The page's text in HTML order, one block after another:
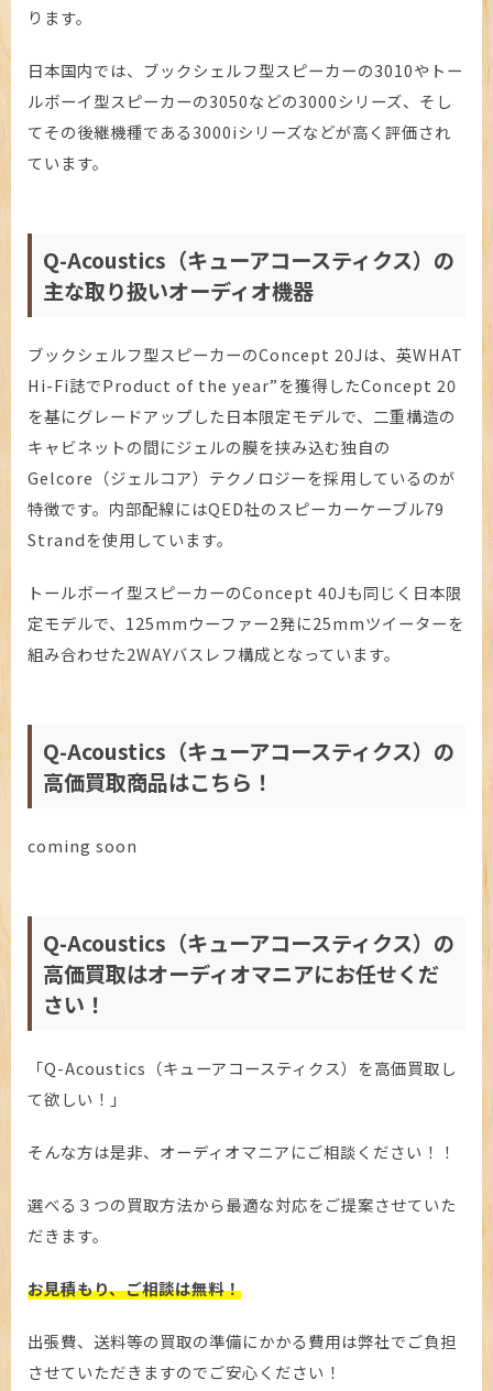
ります。
日本国内では、ブックシェルフ型スピーカーの3010やトー
ルボーイ型スピーカーの3050などの3000シリーズ、そし
てその後継機種である3000iシリーズなどが高く評価され
ています。
Q-Acoustics（キューアコースティクス）の
主な取り扱いオーディオ機器
ブックシェルフ型スピーカーのConcept 20Jは、英WHAT
Hi-Fi誌でProduct of the year”を獲得したConcept 20
を基にグレードアップした日本限定モデルで、二重構造の
キャビネットの間にジェルの膜を挟み込む独自の
Gelcore（ジェルコア）テクノロジーを採用しているのが
特徴です。内部配線にはQED社のスピーカーケーブル79
Strandを使用しています。
トールボーイ型スピーカーのConcept 40Jも同じく日本限
定モデルで、125mmウーファー2発に25mmツイーターを
組み合わせた2WAYバスレフ構成となっています。
Q-Acoustics（キューアコースティクス）の
高価買取商品はこちら！
coming soon
Q-Acoustics（キューアコースティクス）の
高価買取はオーディオマニアにお任せくだ
さい！
「Q-Acoustics（キューアコースティクス）を高価買取し
て欲しい！」
そんな方は是非、オーディオマニアにご相談ください！！
選べる３つの買取方法から最適な対応をご提案させていた
だきます。
お見積もり、ご相談は無料！
出張費、送料等の買取の準備にかかる費用は弊社でご負担
させていただきますのでご安心ください！